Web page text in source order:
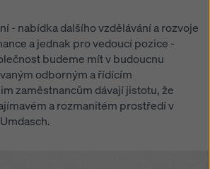
- nabídka dalšího vzdělávání a rozvoje
a jednak pro vedoucí pozice -
budeme mít v budoucnu
odborným a řídícím
zaměstnancům dávají jistotu, že
a rozmanitém prostředí v